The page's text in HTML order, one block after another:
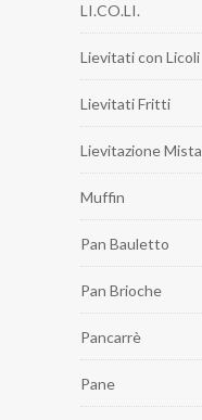
LI.CO.LI.
Lievitati con Licoli
Lievitati Fritti
Lievitazione Mista
Muffin
Pan Bauletto
Pan Brioche
Pancarrè
Pane